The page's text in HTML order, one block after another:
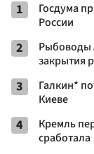
1
Госдума
России
2
Рыбоводы
закрытия
3
Галкин*
Киеве
4
Кремль
сработала